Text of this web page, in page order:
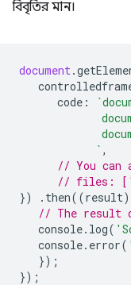
বিবৃতির মান।
document.
code :
            `
,
// You
// files:
})
. then((result)
// The result
console. log(
console. error(
});
});